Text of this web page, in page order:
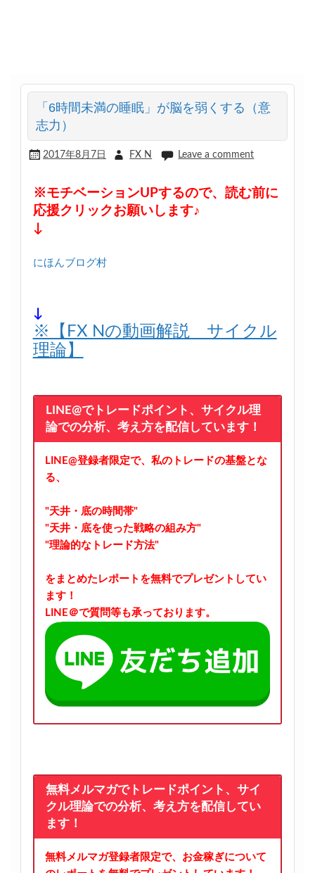
「6時間未満の睡眠」が脳を弱くする（意
志力）
2017年8月7日 FX N Leave a comment
※モチベーションUPするので、読む前に
応援クリックお願いします♪
↓
にほんブログ村
↓
※【FX Nの動画解説 サイクル
理論】
LINE@でトレードポイント、サイクル理
論での分析、考え方を配信しています！
LINE@登録者限定で、私のトレードの基盤とな
る、
"天井・底の時間帯"
"天井・底を使った戦略の組み方"
"理論的なトレード方法"
をまとめたレポートを無料でプレゼントしてい
ます！
LINE＠で質問等も承っております。
無料メルマガでトレードポイント、サイ
クル理論での分析、考え方を配信してい
ます！
無料メルマガ登録者限定で、お金稼ぎについて